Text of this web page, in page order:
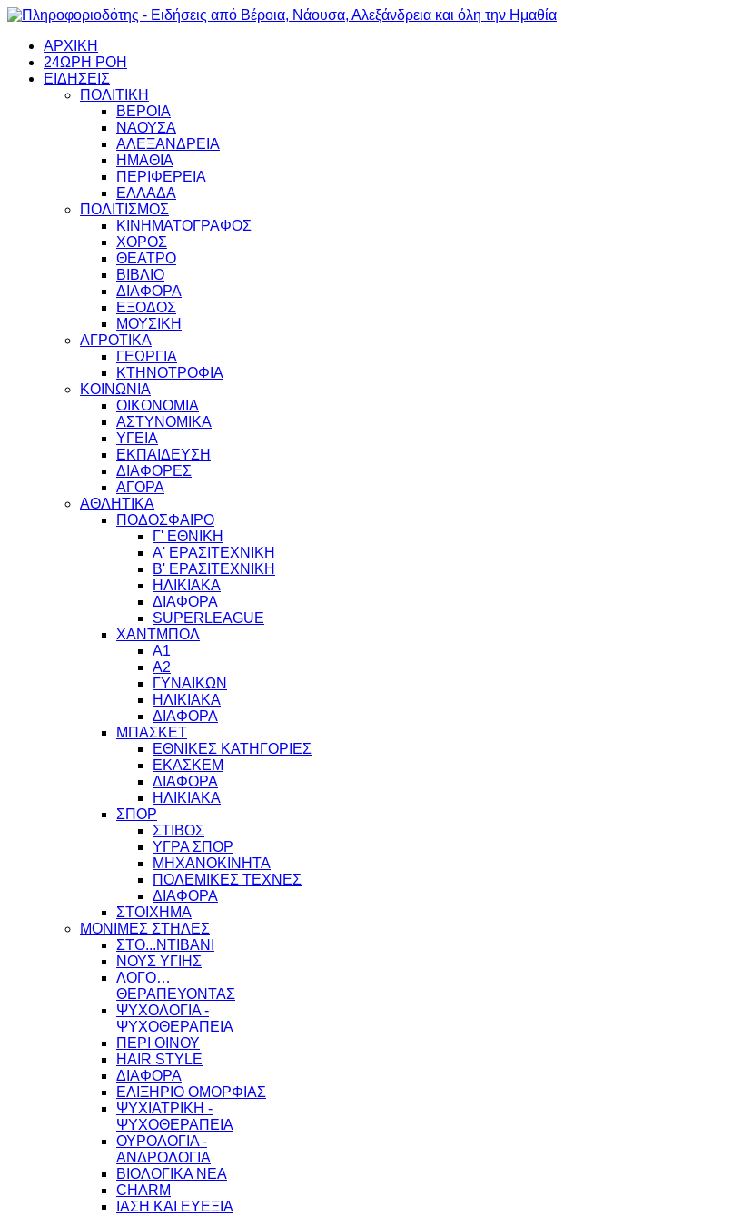
ΑΡΧΙΚΗ
24ΩΡΗ ΡΟΗ
ΕΙΔΗΣΕΙΣ
ΠΟΛΙΤΙΚΗ
ΒΕΡΟΙΑ
ΝΑΟΥΣΑ
ΑΛΕΞΑΝΔΡΕΙΑ
ΗΜΑΘΙΑ
ΠΕΡΙΦΕΡΕΙΑ
ΕΛΛΑΔΑ
ΠΟΛΙΤΙΣΜΟΣ
ΚΙΝΗΜΑΤΟΓΡΑΦΟΣ
ΧΟΡΟΣ
ΘΕΑΤΡΟ
ΒΙΒΛΙΟ
ΔΙΑΦΟΡΑ
ΕΞΟΔΟΣ
ΜΟΥΣΙΚΗ
ΑΓΡΟΤΙΚΑ
ΓΕΩΡΓΙΑ
ΚΤΗΝΟΤΡΟΦΙΑ
ΚΟΙΝΩΝΙΑ
ΟΙΚΟΝΟΜΙΑ
ΑΣΤΥΝΟΜΙΚΑ
ΥΓΕΙΑ
ΕΚΠΑΙΔΕΥΣΗ
ΔΙΑΦΟΡΕΣ
ΑΓΟΡΑ
ΑΘΛΗΤΙΚΑ
ΠΟΔΟΣΦΑΙΡΟ
Γ' ΕΘΝΙΚΗ
Α' ΕΡΑΣΙΤΕΧΝΙΚΗ
Β' ΕΡΑΣΙΤΕΧΝΙΚΗ
ΗΛΙΚΙΑΚΑ
ΔΙΑΦΟΡΑ
SUPERLEAGUE
ΧΑΝΤΜΠΟΛ
Α1
Α2
ΓΥΝΑΙΚΩΝ
ΗΛΙΚΙΑΚΑ
ΔΙΑΦΟΡΑ
ΜΠΑΣΚΕΤ
ΕΘΝΙΚΕΣ ΚΑΤΗΓΟΡΙΕΣ
ΕΚΑΣΚΕΜ
ΔΙΑΦΟΡΑ
ΗΛΙΚΙΑΚΑ
ΣΠΟΡ
ΣΤΙΒΟΣ
ΥΓΡΑ ΣΠΟΡ
ΜΗΧΑΝΟΚΙΝΗΤΑ
ΠΟΛΕΜΙΚΕΣ ΤΕΧΝΕΣ
ΔΙΑΦΟΡΑ
ΣΤΟΙΧΗΜΑ
ΜΟΝΙΜΕΣ ΣΤΗΛΕΣ
ΣΤΟ...ΝΤΙΒΑΝΙ
ΝΟΥΣ ΥΓΙΗΣ
ΛΟΓΟ…
ΘΕΡΑΠΕΥΟΝΤΑΣ
ΨΥΧΟΛΟΓΙΑ -
ΨΥΧΟΘΕΡΑΠΕΙΑ
ΠΕΡΙ ΟΙΝΟΥ
HAIR STYLE
ΔΙΑΦΟΡΑ
ΕΛΙΞΗΡΙΟ ΟΜΟΡΦΙΑΣ
ΨΥΧΙΑΤΡΙΚΗ -
ΨΥΧΟΘΕΡΑΠΕΙΑ
ΟΥΡΟΛΟΓΙΑ -
ΑΝΔΡΟΛΟΓΙΑ
ΒΙΟΛΟΓΙΚΑ ΝΕΑ
CHARM
ΙΑΣΗ ΚΑΙ ΕΥΕΞΙΑ